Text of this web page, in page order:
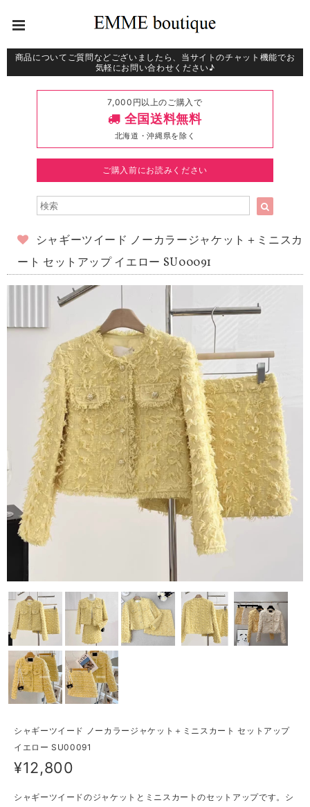
商品についてご質問などございましたら、当サイトのチャット機能でお
気軽にお問い合わせください♪
7,000円以上のご購入で
全国送料無料
北海道・沖縄県を除く
ご購入前にお読みください
シャギーツイード ノーカラージャケット＋ミニスカ
ート セットアップ イエロー SU00091
シャギーツイード ノーカラージャケット＋ミニスカート セットアップ
イエロー SU00091
¥12,800
シャギーツイードのジャケットとミニスカートのセットアップです。シ